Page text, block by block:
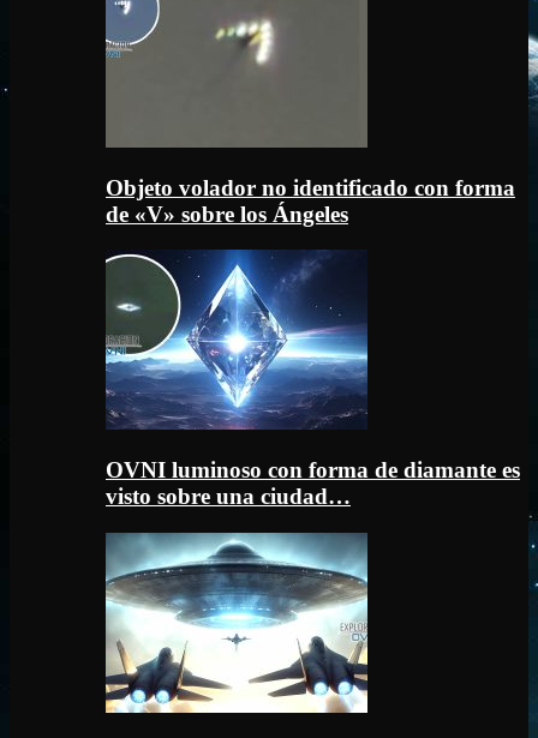
Objeto volador no identificado con forma
de «V» sobre los Ángeles
OVNI luminoso con forma de diamante es
visto sobre una ciudad…